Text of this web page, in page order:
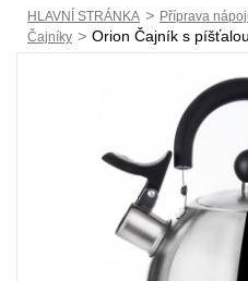
HLAVNÍ STRÁNKA > Příprava
Čajníky > Orion Čajník s